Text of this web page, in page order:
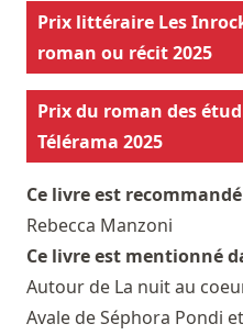
Prix littéraire Les
roman ou récit 2025
Prix du roman des
Télérama 2025
Ce livre est
Rebecca Manzoni
Ce livre est mentionné
Autour de La nuit au
Avale de Séphora Pondi